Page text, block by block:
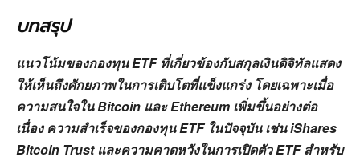
บทสรุป
แนวโน้มของกองทุน ETF ที่เกี่ยวข้องกับสกุลเงินดิจิทัลแสดง
ให้เห็นถึงศักยภาพในการเติบโตที่แข็งแกร่ง โดยเฉพาะเมื่อ
ความสนใจใน Bitcoin และ Ethereum เพิ่มขึ้นอย่างต่อ
เนื่อง ความสำเร็จของกองทุน ETF ในปัจจุบัน เช่น iShares
Bitcoin Trust และความคาดหวังในการเปิดตัว ETF สำหรับ